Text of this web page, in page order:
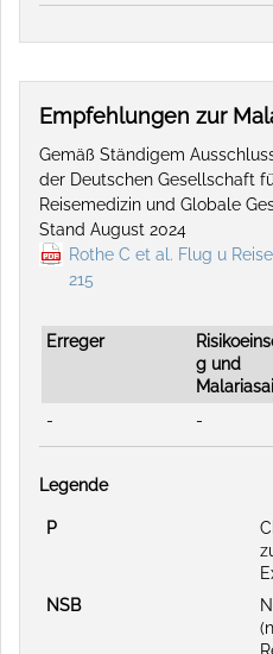
Empfehlungen zur
Gemäß Ständigem
der Deutschen Gesellschaft
Reisemedizin und Globale
Stand August 2024
Rothe C et al. Flug u
215
Erreger
g und
- -
Legende
P
NSB